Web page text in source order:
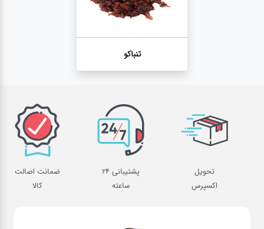
تنباکو
تحویل
اکسپرس
پشتیبانی 24
ساعته
ضمانت اصالت
کالا